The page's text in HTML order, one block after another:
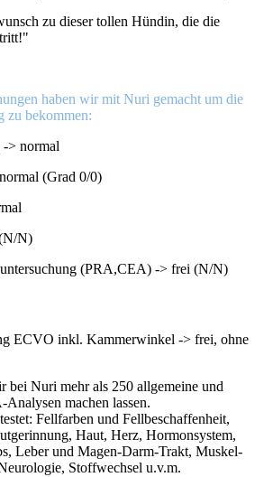
zu dieser tollen Hündin, die die
haben wir mit Nuri gemacht um die
bekommen:
-> normal
(Grad 0/0)
N)
(PRA,CEA) -> frei (N/N)
ECVO inkl. Kammerwinkel -> frei, ohne
bei Nuri mehr als 250 allgemeine und
machen lassen.
Fellfarben und Fellbeschaffenheit,
Haut, Herz, Hormonsystem,
Leber und Magen-Darm-Trakt, Muskel-
Stoffwechsel u.v.m.